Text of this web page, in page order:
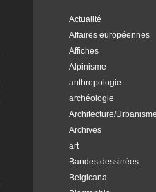
Actualité
Affaires européennes
Affiches
Alpinisme
anthropologie
archéologie
Architecture/Urbanisme
Archives
art
Bandes dessinées
Belgicana